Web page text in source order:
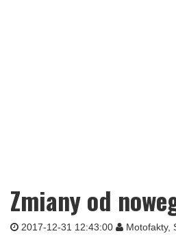
Zmiany od
2017-12-31 12:43:00 Motofakty,